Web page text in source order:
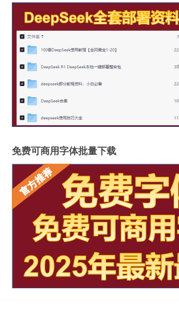
免费可商用字体批量下载